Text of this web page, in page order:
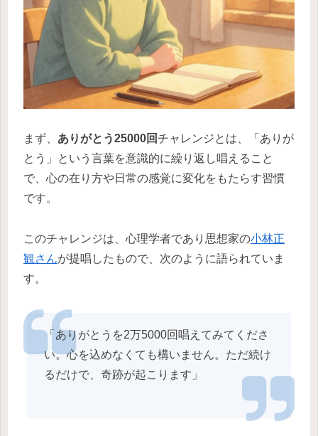
まず、 ありがとう25000回チャレンジとは、「ありが
とう」という言葉を意識的に繰り返し唱えること
で、心の在り方や日常の感覚に変化をもたらす習慣
です。
このチャレンジは、心理学者であり思想家の小林正
観さんが提唱したもので、次のように語られていま
す。
「ありがとうを2万5000回唱えてみてくださ
い。心を込めなくても構いません。ただ続け
るだけで、奇跡が起こります」